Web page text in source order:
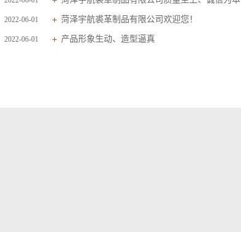
2022-06-01 菏泽宇航裘革制品有限公司欢迎您！
2022-06-01 产品形象生动、造型逼真